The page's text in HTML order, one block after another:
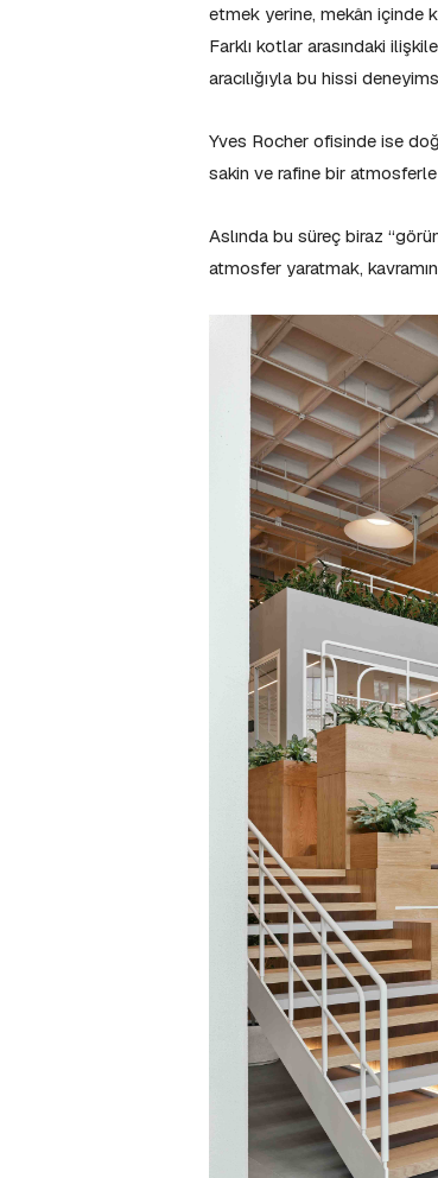
etmek yerine, mekân içinde
Farklı kotlar arasındaki
aracılığıyla bu hissi
Yves Rocher ofisinde ise
sakin ve rafine bir
Aslında bu süreç biraz
atmosfer yaratmak,